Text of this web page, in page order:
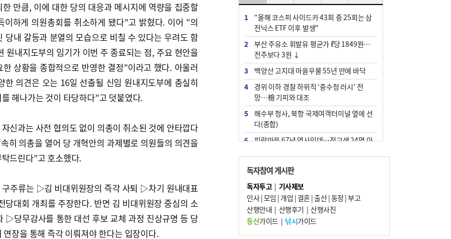
만큼, 이에 대한 당의 대응과 메시지에 역량을 집중할
하게 의원총회를 취소하게 됐다”고 밝혔다. 이어 “의
당내 갈등과 분열의 모습으로 비칠 수 있다는 우려도 함
원내지도부의 임기가 이번 주 종료되는 점, 주요 현안을
상황을 종합적으로 반영한 결정”이라고 했다. 아울러
한 의견은 오는 16일 선출될 신임 원내지도부에 충실히
해나가는 것이 타당하다”고 덧붙였다.
신과는 사전 협의도 없이 의총이 취소된 것에 안타깝다
히 의총을 열어 당 개혁안의 과제별로 의원들의 의견을
드린다”고 호소했다.
구주류는 ▷김 비대위원장의 즉각 사퇴 ▷차기 원내대표
대회 개최를 주장한다. 반면 김 비대위원장 중심의 소
당무감사를 통한 대선 후보 교체 과정 진상규명 등 당
장을 통해 즉각 이뤄져야 한다는 입장이다.
1
"올해 코스피 사이드카 43회 중 25회는 삼
전닉스 ETF 이후 발생"
2
부산 주유소 휘발유 평균가 ℓ당 1849원…
전주보다 3원 ↓
3
백양산 고지대 마을우물 55년 만에 바닥
4
경위 이하 경찰 하위직 ‘중수청 러시’ 전
망…檢 기피와 대조
5
해수부 청사, 북항 국제여객터미널 옆에 선
다(종합)
6
피란마을 67년 역사인데…전교생 24명 아
7
부울경 주말부터 비소식…‘극한 폭염’ 한풀
꺾일 듯
8
“낙동강권 삼락·을숙도·다대포 연결해 서
부산 관광 키우자”
9
오늘의 날씨- 2026년 8월 7일
10 외국인 선원 ‘인신매매 경유지’ 된 부산…
독자참여 게시판
독자투고| 기사제보
인사|모임 | 개업 | 결혼|출산|동정 |부고
산행안내 | 산행후기 | 산행사진
등산가이드| 낚시가이드